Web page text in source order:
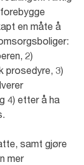
en måte å
2)
prosedyre, 3)
4) etter å ha
samt gjøre
mer